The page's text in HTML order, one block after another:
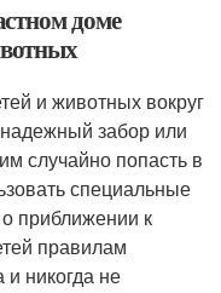
доме
и животных вокруг
забор или
случайно попасть в
специальные
приближении к
правилам
никогда не